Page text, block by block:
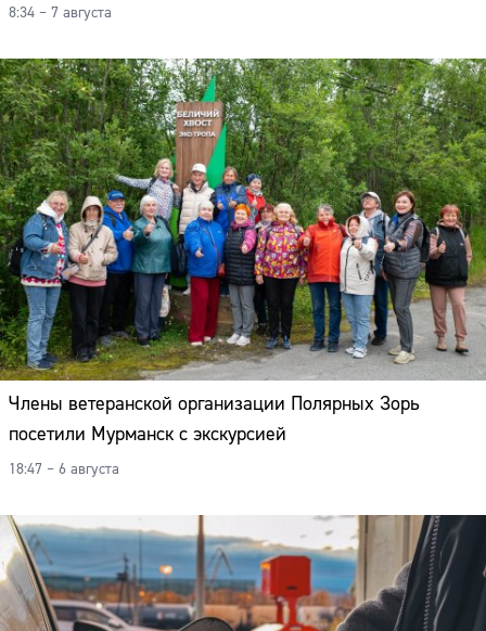
8:34 – 7 августа
Члены ветеранской организации Полярных Зорь
посетили Мурманск с экскурсией
18:47 – 6 августа